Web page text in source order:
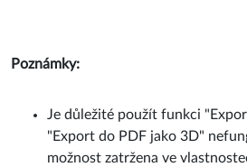
Poznámky:
Je důležité použít funkci
"Export do PDF jako 3D"
možnost zatržena ve